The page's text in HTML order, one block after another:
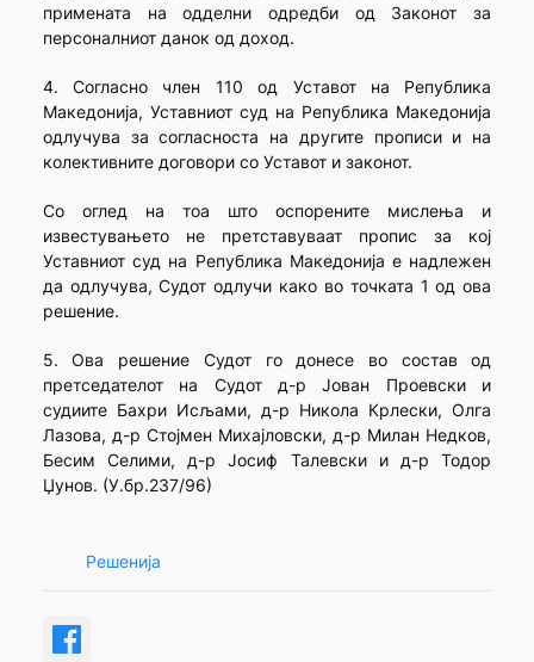
примената на одделни одредби од Законот за
персоналниот данок од доход.
4. Согласно член 110 од Уставот на Република
Македонија, Уставниот суд на Република Македонија
одлучува за согласноста на другите прописи и на
колективните договори со Уставот и законот.
Со оглед на тоа што оспорените мислења и
известувањето не претставуваат пропис за кој
Уставниот суд на Република Македонија е надлежен
да одлучува, Судот одлучи како во точката 1 од ова
решение.
5. Ова решение Судот го донесе во состав од
претседателот на Судот д-р Јован Проевски и
судиите Бахри Исљами, д-р Никола Крлески, Олга
Лазова, д-р Стојмен Михајловски, д-р Милан Недков,
Бесим Селими, д-р Јосиф Талевски и д-р Тодор
Џунов. (У.бр.237/96)
Решенија